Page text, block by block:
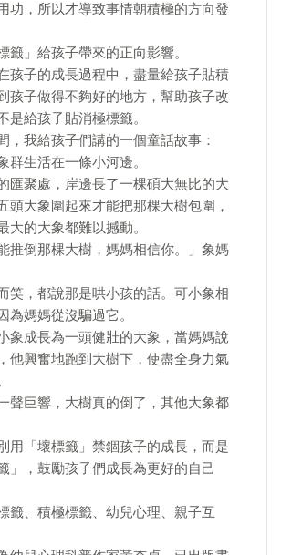
功，所以才導致事情朝積極的方向發
籤」給孩子帶來的正向影響。
孩子的成長過程中，盡量給孩子貼積
孩子做得不夠好的地方，幫助孩子改
是給孩子貼消極標籤。
，我給孩子們講的一個童話故事：
群生活在一條小河邊。
匯聚處，岸邊長了一棵碩大無比的大
頭大象圍起來才能把那棵大樹包圍，
大的大象都難以撼動。
推倒那棵大樹，媽媽相信你。」象媽
笑，都說那是哄小孩的話。可小象相
為媽媽從沒騙過它。
象成長為一頭健壯的大象，當媽媽說
他興奮地跑到大樹下，使盡全身力氣
聲巨響，大樹真的倒了，其他大象都
用「壞標籤」禁錮孩子的成長，而是
」，鼓勵孩子們成長為更好的自己
籤、積極標籤、幼兒心理、親子互